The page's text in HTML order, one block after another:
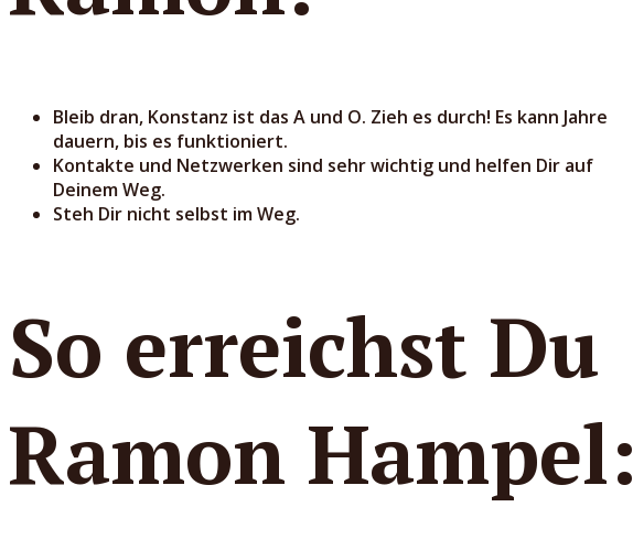
Bleib dran, Konstanz ist das A und O. Zieh es durch! Es kann Jahre
dauern, bis es funktioniert.
Kontakte und Netzwerken sind sehr wichtig und helfen Dir auf
Deinem Weg.
Steh Dir nicht selbst im Weg.
So erreichst Du
Ramon Hampel: